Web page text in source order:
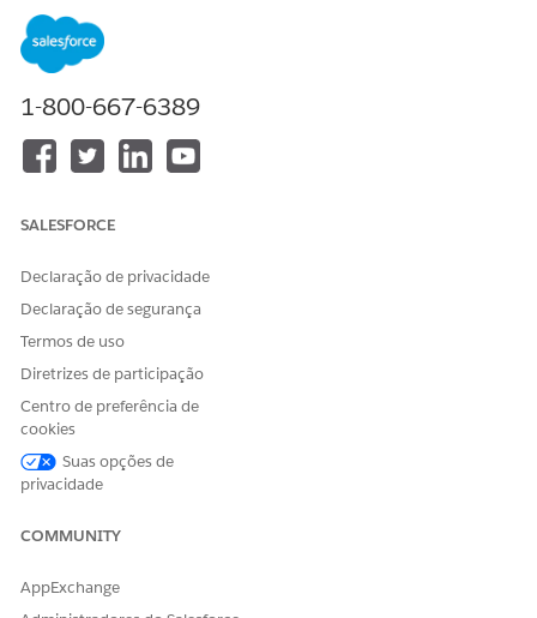
Disponível em: Edições
de TI Agentforce.
Configure o Einstein e o Data Cloud para integrar a IA aos
seus fluxos de trabalho de gerenciamento de serviços de
TI.
Use o Einstein para automatizar tarefas de gerenciamento
registros de problema e crie solicitações de alteração com
base em problemas. Identifique itens de configuração
ESTE ARTIGO RESOLVEU SEU PROBLEMA?
1-800-667-6389
SALESFORCE
Declaração de privacidade
Declaração de segurança
Termos de uso
Diretrizes de participação
Centro de preferência de
cookies
Suas opções de
privacidade
COMMUNITY
AppExchange